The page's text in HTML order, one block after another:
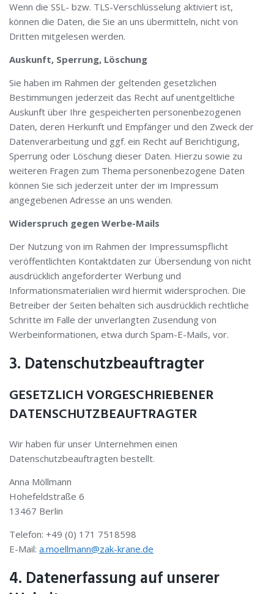
Wenn die SSL- bzw. TLS-Verschlüsselung aktiviert ist,
können die Daten, die Sie an uns übermitteln, nicht von
Dritten mitgelesen werden.
Auskunft, Sperrung, Löschung
Sie haben im Rahmen der geltenden gesetzlichen
Bestimmungen jederzeit das Recht auf unentgeltliche
Auskunft über Ihre gespeicherten personenbezogenen
Daten, deren Herkunft und Empfänger und den Zweck der
Datenverarbeitung und ggf. ein Recht auf Berichtigung,
Sperrung oder Löschung dieser Daten. Hierzu sowie zu
weiteren Fragen zum Thema personenbezogene Daten
können Sie sich jederzeit unter der im Impressum
angegebenen Adresse an uns wenden.
Widerspruch gegen Werbe-Mails
Der Nutzung von im Rahmen der Impressumspflicht
veröffentlichten Kontaktdaten zur Übersendung von nicht
ausdrücklich angeforderter Werbung und
Informationsmaterialien wird hiermit widersprochen. Die
Betreiber der Seiten behalten sich ausdrücklich rechtliche
Schritte im Falle der unverlangten Zusendung von
Werbeinformationen, etwa durch Spam-E-Mails, vor.
3. Datenschutzbeauftragter
GESETZLICH VORGESCHRIEBENER
DATENSCHUTZBEAUFTRAGTER
Wir haben für unser Unternehmen einen
Datenschutzbeauftragten bestellt.
Anna Möllmann
Hohefeldstraße 6
13467 Berlin
Telefon: +49 (0) 171 7518598
E-Mail: a.moellmann@zak-krane.de
4. Datenerfassung auf unserer